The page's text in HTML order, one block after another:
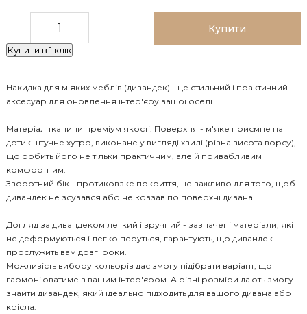
Купити
Купити в 1 клік
Накидка для м'яких меблів (дивандек) - це стильний і практичний
аксесуар для оновлення інтер'єру вашої оселі.
Матеріал тканини преміум якості. Поверхня - м'яке приємне на
дотик штучне хутро, виконане у вигляді хвилі (різна висота ворсу),
що робить його не тільки практичним, але й привабливим і
комфортним.
Зворотний бік - протиковзке покриття, це важливо для того, щоб
дивандек не зсувався або не ковзав по поверхні дивана.
Догляд за дивандеком легкий і зручний - зазначені матеріали, які
не деформуються і легко перуться, гарантують, що дивандек
прослужить вам довгі роки.
Можливість вибору кольорів дає змогу підібрати варіант, що
гармоніюватиме з вашим інтер'єром. А різні розміри дають змогу
знайти дивандек, який ідеально підходить для вашого дивана або
крісла.